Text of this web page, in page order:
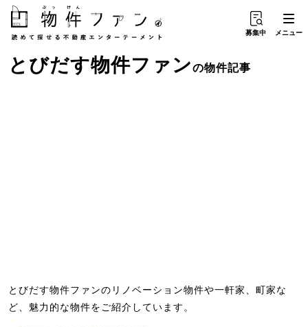
募集中 メニュー
とびだす物件ファンの物件記事
とびだす物件ファンのリノベーション物件や一軒家、町家な
ど、魅力的な物件をご紹介しています。